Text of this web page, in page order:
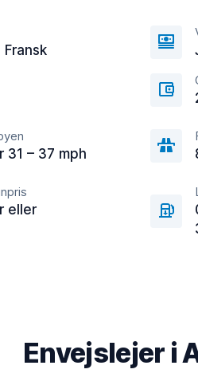
31 – 37 mph
eller
Envejslejer i